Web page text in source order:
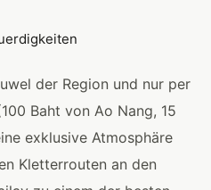
der Region und nur per
Baht von Ao Nang, 15
exklusive Atmosphäre
Kletterrouten an den